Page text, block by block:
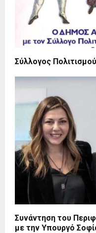
Σύλλογος
Συνάντηση του
με την Υπουργό